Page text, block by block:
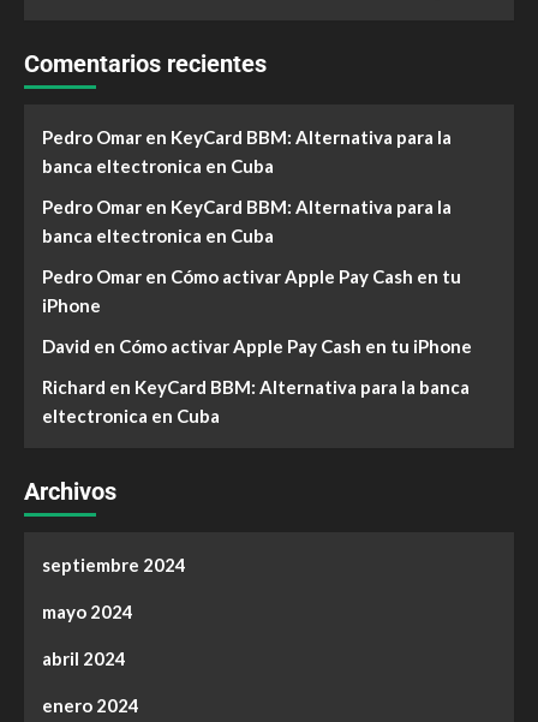
Comentarios recientes
Pedro Omar en KeyCard BBM: Alternativa para la
banca eltectronica en Cuba
Pedro Omar en KeyCard BBM: Alternativa para la
banca eltectronica en Cuba
Pedro Omar en Cómo activar Apple Pay Cash en tu
iPhone
David en Cómo activar Apple Pay Cash en tu iPhone
Richard en KeyCard BBM: Alternativa para la banca
eltectronica en Cuba
Archivos
septiembre 2024
mayo 2024
abril 2024
enero 2024